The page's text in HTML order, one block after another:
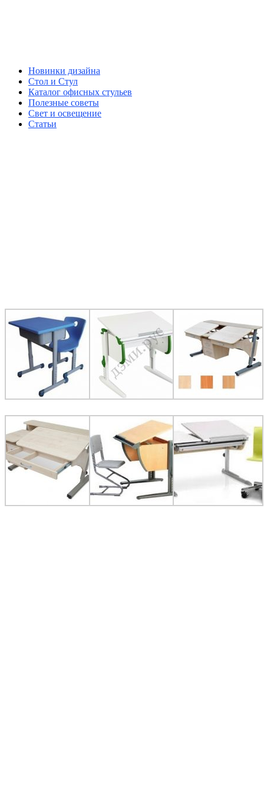
Новинки дизайна
Стол и Стул
Каталог офисных стульев
Полезные советы
Свет и освещение
Статьи